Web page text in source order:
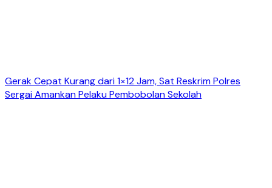
Gerak Cepat Kurang dari 1×12 Jam, Sat Reskrim Polres
Sergai Amankan Pelaku Pembobolan Sekolah